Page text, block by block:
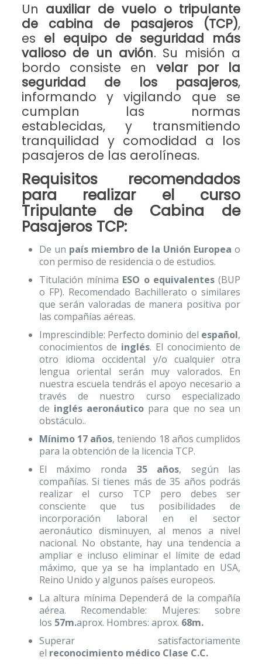
Un auxiliar de vuelo o tripulante
de cabina de pasajeros (TCP),
es el equipo de seguridad más
valioso de un avión. Su misión a
bordo consiste en velar por la
seguridad de los pasajeros,
informando y vigilando que se
cumplan las normas
establecidas, y transmitiendo
tranquilidad y comodidad a los
pasajeros de las aerolíneas.
Requisitosrecomendados
para realizar el curso
Tripulante de Cabina de
Pasajeros TCP:
De un país miembro de la Unión Europeao
con permiso de residencia o de estudios.
Titulación mínima ESO o equivalentes(BUP
o FP). Recomendado Bachillerato o similares
que serán valoradas de manera positiva por
las compañías aéreas.
Imprescindible: Perfecto dominio del español,
conocimientos de inglés. El conocimiento de
otro idioma occidental y/o cualquier otra
lengua oriental serán muy valorados. En
nuestra escuela tendrás el apoyo necesario a
través de nuestro curso especializado
de inglés aeronáutico para que no sea un
obstáculo..
Mínimo 17 años, teniendo 18 años cumplidos
para la obtención de la licencia TCP.
El máximo ronda 35 años, según las
compañías. Si tienes más de 35 años podrás
realizar el curso TCP pero debes ser
consciente que tus posibilidades de
incorporación laboral en el sector
aeronáutico disminuyen, al menos a nivel
nacional. No obstante, hay una tendencia a
ampliar e incluso eliminar el límite de edad
máximo, que ya se ha implantado en USA,
Reino Unido y algunos países europeos.
La altura mínima Dependerá de la compañía
aérea. Recomendable: Mujeres: sobre
los 57m.aprox. Hombres: aprox. 68m.
Superar satisfactoriamente
el reconocimiento médico Clase C.C.